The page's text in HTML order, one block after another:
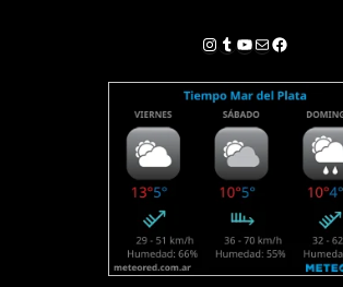
Instagram
Tumblr
YouTube
Correo electrónico
Facebook